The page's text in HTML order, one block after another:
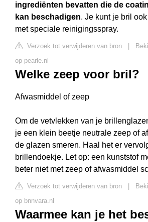
ingrediënten bevatten die de
kan beschadigen. Je kunt je bril
met speciale reinigingsspray.
Verzoek tot verwijderen van bron
op pearle.nl
Welke zeep voor bril?
Afwasmiddel of zeep
Om de vetvlekken van je
je een klein beetje neutrale zeep of
de glazen smeren. Haal het er
brillendoekje. Let op: een kunststof
beter niet met zeep of afwasmiddel
Verzoek tot verwijderen van bron
op bnnvara.nl
Waarmee kan je het